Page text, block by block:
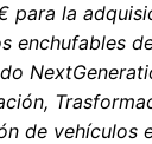
para la
enchufables
de vehículos